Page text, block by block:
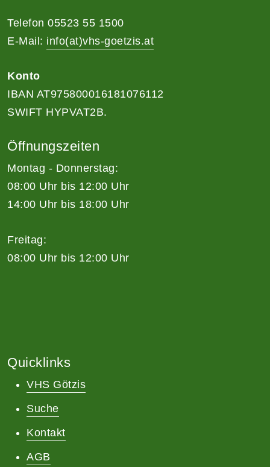
Telefon 05523 55 1500
E-Mail: info(at)vhs-goetzis.at
Konto
IBAN AT975800016181076112
SWIFT HYPVAT2B.
Öffnungszeiten
Montag - Donnerstag:
08:00 Uhr bis 12:00 Uhr
14:00 Uhr bis 18:00 Uhr
Freitag:
08:00 Uhr bis 12:00 Uhr
Quicklinks
VHS Götzis
Suche
Kontakt
AGB